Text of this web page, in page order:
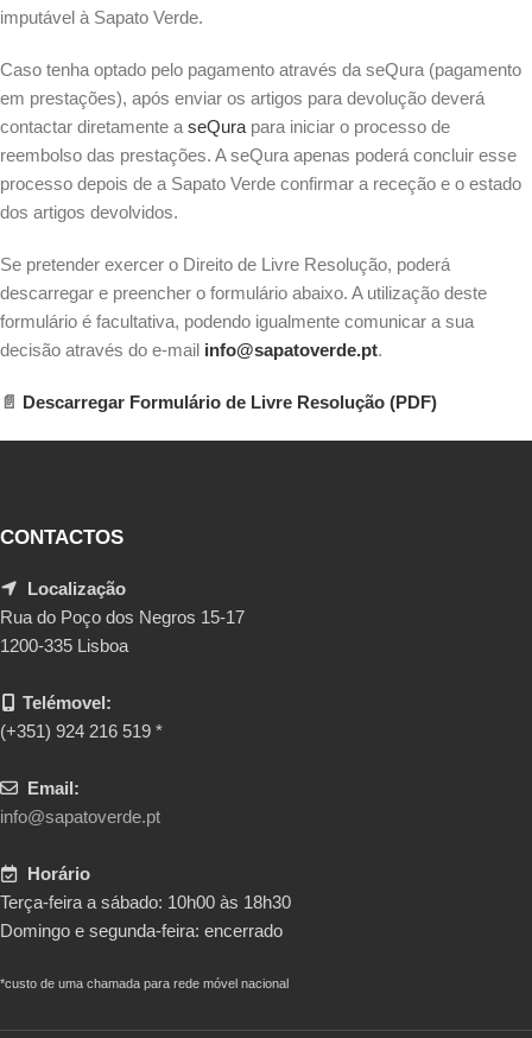
imputável à Sapato Verde.
Caso tenha optado pelo pagamento através da seQura (pagamento
em prestações), após enviar os artigos para devolução deverá
contactar diretamente a seQura para iniciar o processo de
reembolso das prestações. A seQura apenas poderá concluir esse
processo depois de a Sapato Verde confirmar a receção e o estado
dos artigos devolvidos.
Se pretender exercer o Direito de Livre Resolução, poderá
descarregar e preencher o formulário abaixo. A utilização deste
formulário é facultativa, podendo igualmente comunicar a sua
decisão através do e-mail info@sapatoverde.pt.
📄 Descarregar Formulário de Livre Resolução (PDF)
CONTACTOS
Localização
Rua do Poço dos Negros 15-17
1200-335 Lisboa
Telémovel:
(+351) 924 216 519 *
Email:
info@sapatoverde.pt
Horário
Terça-feira a sábado: 10h00 às 18h30
Domingo e segunda-feira: encerrado
*custo de uma chamada para rede móvel nacional